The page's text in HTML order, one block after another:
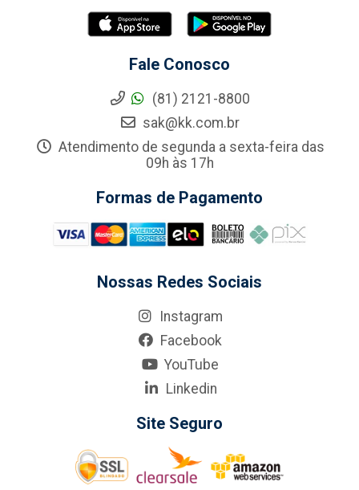
Fale Conosco
(81) 2121-8800
sak@kk.com.br
Atendimento de segunda a sexta-feira das
09h às 17h
Formas de Pagamento
Nossas Redes Sociais
Instagram
Facebook
YouTube
Linkedin
Site Seguro